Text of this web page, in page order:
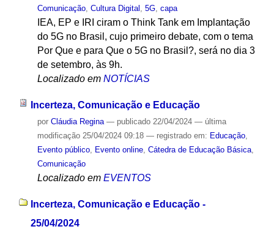
Comunicação, Cultura Digital , 5G, capa
IEA, EP e IRI ciram o Think Tank em Implantação
do 5G no Brasil, cujo primeiro debate, com o tema
Por Que e para Que o 5G no Brasil?, será no dia 3
de setembro, às 9h.
Localizado em NOTÍCIAS
Incerteza, Comunicação e Educação
por Cláudia Regina — publicado22/04/2024 — última
modificação25/04/2024 09:18 — registrado em: Educação,
Evento público, Evento online, Cátedra de Educação Básica,
Comunicação
Localizado em EVENTOS
Incerteza, Comunicação e Educação -
25/04/2024